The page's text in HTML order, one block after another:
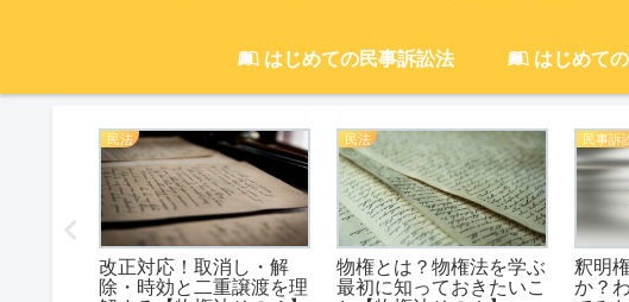
はじめての民事訴訟法 はじめて
民法
改正対応！取消し・解
除・時効と二重譲渡を理
民法
物権とは？物権法を学ぶ
最初に知っておきたいこ
民事訴
釈明
か？